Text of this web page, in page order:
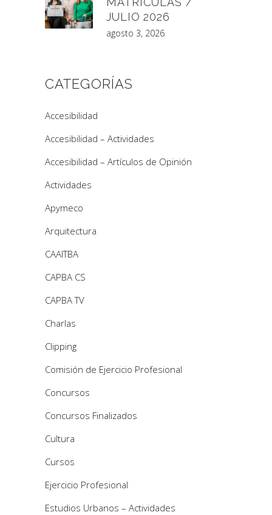
JULIO 2026
agosto 3, 2026
CATEGORÍAS
Accesibilidad
Accesibilidad – Actividades
Accesibilidad – Artículos de Opinión
Actividades
Apymeco
Arquitectura
CAAITBA
CAPBA CS
CAPBA TV
Charlas
Clipping
Comisión de Ejercicio Profesional
Concursos
Concursos Finalizados
Cultura
Cursos
Ejercicio Profesional
Estudios Urbanos – Actividades